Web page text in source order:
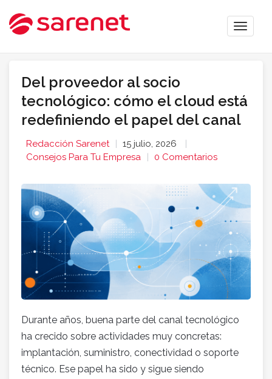
Toggle
Del proveedor al socio
tecnológico: cómo el cloud está
redefiniendo el papel del canal
Redacción Sarenet
15 julio, 2026
Consejos Para Tu Empresa
0 Comentarios
Durante años, buena parte del canal tecnológico
ha crecido sobre actividades muy concretas:
implantación, suministro, conectividad o soporte
técnico. Ese papel ha sido y sigue siendo